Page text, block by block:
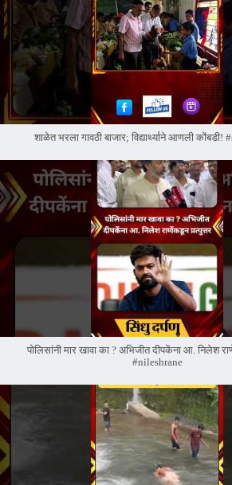
शाळेत भरला गावठी बाजार; विद्यार्थ्याने आणली
पोलिसांनी मार खावा का ? अभिजीत दीपकेंना आ. निलेश
#nileshrane